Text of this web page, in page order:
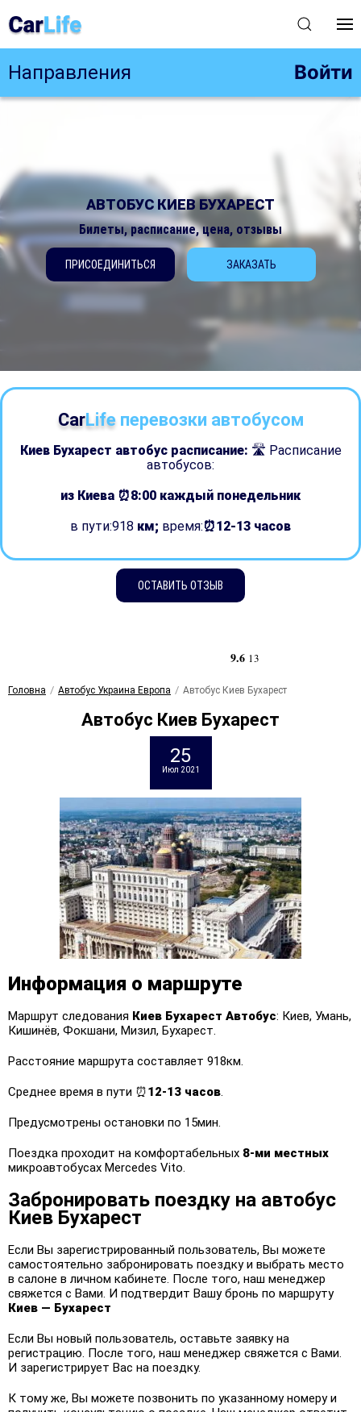
Направления Войти
АВТОБУС КИЕВ БУХАРЕСТ
Билеты, расписание, цена, отзывы
ПРИСОЕДИНИТЬСЯ ЗАКАЗАТЬ
CarLifeперевозки автобусом
Киев Бухарест автобус расписание: 🛣 Расписание
автобусов:
из Киева ⏰8:00 каждый понедельник
в пути:918 км; время:⏰12-13 часов
ОСТАВИТЬ ОТЗЫВ
9.6 13
Головна Автобус Украина Европа Автобус Киев Бухарест
Автобус Киев Бухарест
25
Июл 2021
Информация о маршруте
Маршрут следования Киев Бухарест Автобус: Киев, Умань,
Кишинёв, Фокшани, Мизил, Бухарест.
Расстояние маршрута составляет 918км.
Среднее время в пути ⏰12-13 часов.
Предусмотрены остановки по 15мин.
Поездка проходит на комфортабельных 8-ми местных
микроавтобусах Mercedes Vito.
Забронировать поездку на автобус
Киев Бухарест
Если Вы зарегистрированный пользователь, Вы можете
самостоятельно забронировать поездку и выбрать место
в салоне в личном кабинете. После того, наш менеджер
свяжется с Вами. И подтвердит Вашу бронь по маршруту
Киев — Бухарест
Если Вы новый пользователь, оставьте заявку на
регистрацию. После того, наш менеджер свяжется с Вами.
И зарегистрирует Вас на поездку.
К тому же, Вы можете позвонить по указанному номеру и